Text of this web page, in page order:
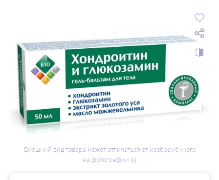
Внешний вид товара может отличаться от изображённого
на фотографии